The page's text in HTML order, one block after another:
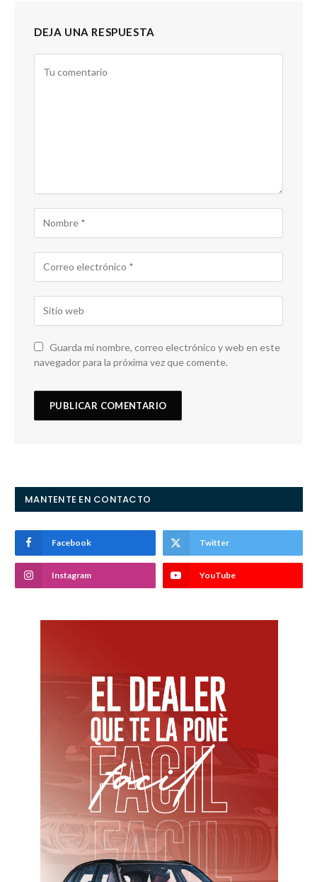
DEJA UNA RESPUESTA
Guarda mi nombre, correo electrónico y web en este
navegador para la próxima vez que comente.
MANTENTE EN CONTACTO
Facebook Twitter
Instagram YouTube